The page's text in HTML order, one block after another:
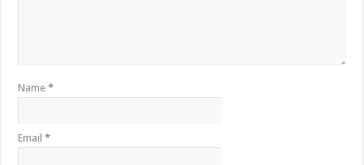
Name*
Email*